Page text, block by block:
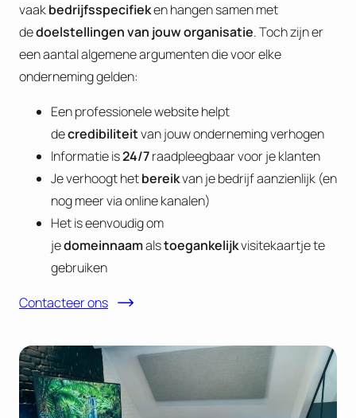
vaakbedrijfsspecifieken hangen samen met
dedoelstellingen van jouw organisatie. Toch zijn er
een aantal algemene argumenten die voor elke
onderneming gelden:
Een professionele website helpt
decredibiliteitvan jouw onderneming verhogen
Informatie is24/7raadpleegbaar voor je klanten
Je verhoogt hetbereikvan je bedrijf aanzienlijk (en
nog meer via online kanalen)
Het is eenvoudig om
jedomeinnaamalstoegankelijkvisitekaartje te
gebruiken
Contacteer ons